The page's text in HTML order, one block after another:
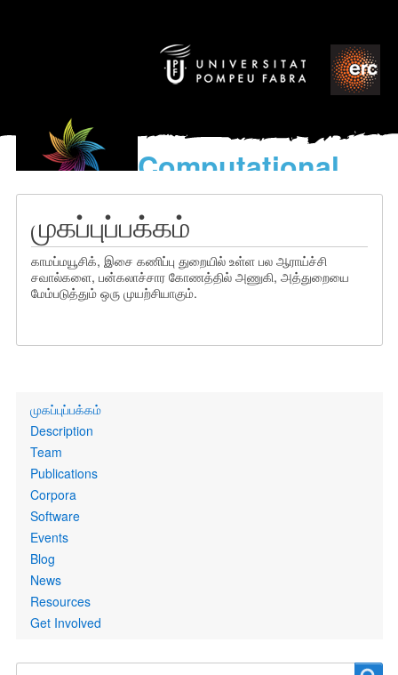
Computational
models
for the discovery of the
World’s Music
முகப்புப்பக்கம்
காமப்மயூசிக், இசை கணிப்பு துறையில் உள்ள பல ஆராய்ச்சி
சவால்களை, பன்கலாச்சார கோணத்தில் அணுகி, அத்துறையை
மேம்படுத்தும் ஒரு முயற்சியாகும்.
Primary
links
முகப்புப்பக்கம்
Description
Team
Publications
Corpora
Software
Events
Blog
News
Resources
Get Involved